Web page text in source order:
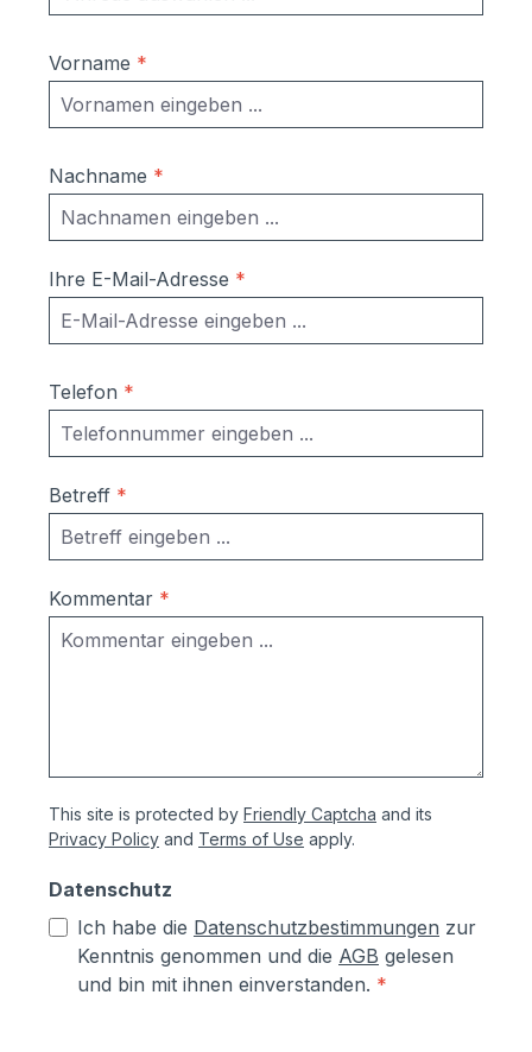
Vorname *
Nachname *
Ihre E-Mail-Adresse *
Telefon *
Betreff *
Kommentar *
This site is protected by Friendly Captcha and its
Privacy Policy and Terms of Use apply.
Datenschutz
Ich habe die Datenschutzbestimmungen zur
Kenntnis genommen und die AGB gelesen
und bin mit ihnen einverstanden. *